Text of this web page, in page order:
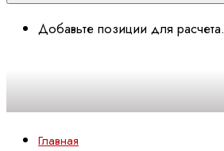
Добавьте позиции для расчета.
Главная